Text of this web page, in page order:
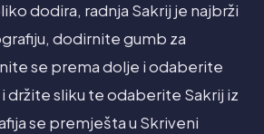
dodira, radnja Sakrij je najbrži
dodirnite gumb za
se prema dolje i odaberite
držite sliku te odaberite Sakrij iz
se premješta u Skriveni